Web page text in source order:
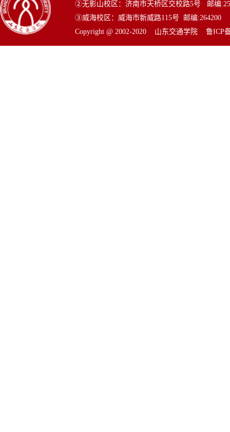
②无影山校区：济南市天桥区交校路5号 邮编
③威海校区：威海市新威路115号 邮编:264200
Copyright @ 2002-2020 山东交通学院 鲁ICP